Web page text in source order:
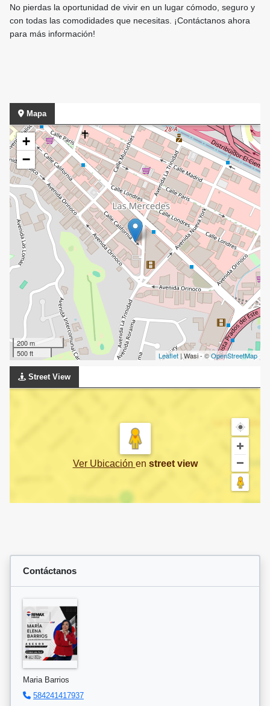
No pierdas la oportunidad de vivir en un lugar cómodo, seguro y
con todas las comodidades que necesitas. ¡Contáctanos ahora
para más información!
Mapa
+
−
200 m
500 ft
Leaflet | Wasi - ©OpenStreetMap
Street View
Ver Ubicación en street view
Contáctanos
Maria Barrios
584241417937